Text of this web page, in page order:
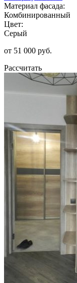
Материал фасада:
Комбинированный
Цвет:
Серый
от 51 000 руб.
Рассчитать